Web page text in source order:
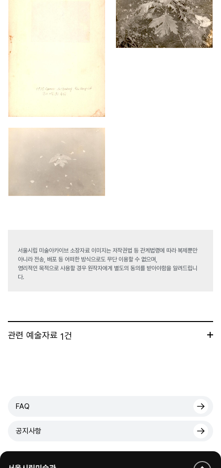
서울시립 미술아카이브 소장자료 이미지는 저작권법 등 관계법령에 따라 복제뿐만
아니라 전송, 배포 등 어떠한 방식으로도 무단 이용할 수 없으며,
영리적인 목적으로 사용할 경우 원작자에게 별도의 동의를 받아야함을 알려드립니
다.
관련 예술자료 1건
FAQ
공지사항